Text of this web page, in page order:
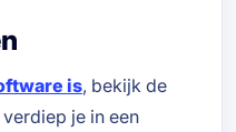
is, bekijk de
verdiep je in een